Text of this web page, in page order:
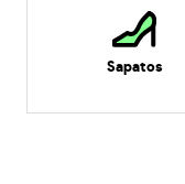
Sapatos